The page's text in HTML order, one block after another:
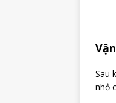
Sau
nhỏ